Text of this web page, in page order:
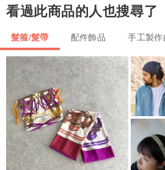
產地台灣 手工製作
看過此商品的人也搜尋了
髮箍/髮帶 配件飾品 手工製